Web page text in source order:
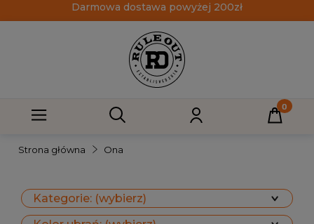
Darmowa dostawa powyżej 200zł
Strona główna Ona
Kategorie: (wybierz)